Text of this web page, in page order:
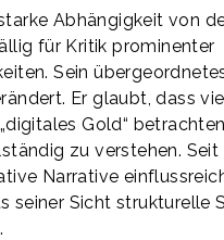
Abhängigkeit von
für Kritik prominenter
Sein
Er glaubt, dass
Gold“
zu verstehen.
Narrative
seiner Sicht strukturelle